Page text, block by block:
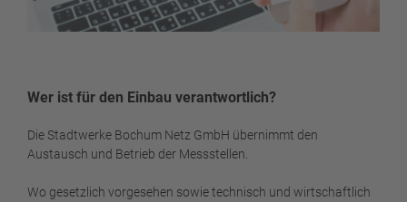
Wer ist für den Einbau verantwortlich?
Die Stadtwerke Bochum Netz GmbH übernimmt den
Austausch und Betrieb der Messstellen.
Wo gesetzlich vorgesehen sowie technisch und wirtschaftlich